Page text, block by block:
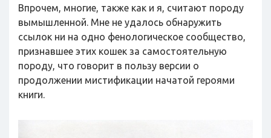
Впрочем, многие, также как и я, считают породу
вымышленной. Мне не удалось обнаружить
ссылок ни на одно фенологическое сообщество,
признавшее этих кошек за самостоятельную
породу, что говорит в пользу версии о
продолжении мистификации начатой героями
книги.